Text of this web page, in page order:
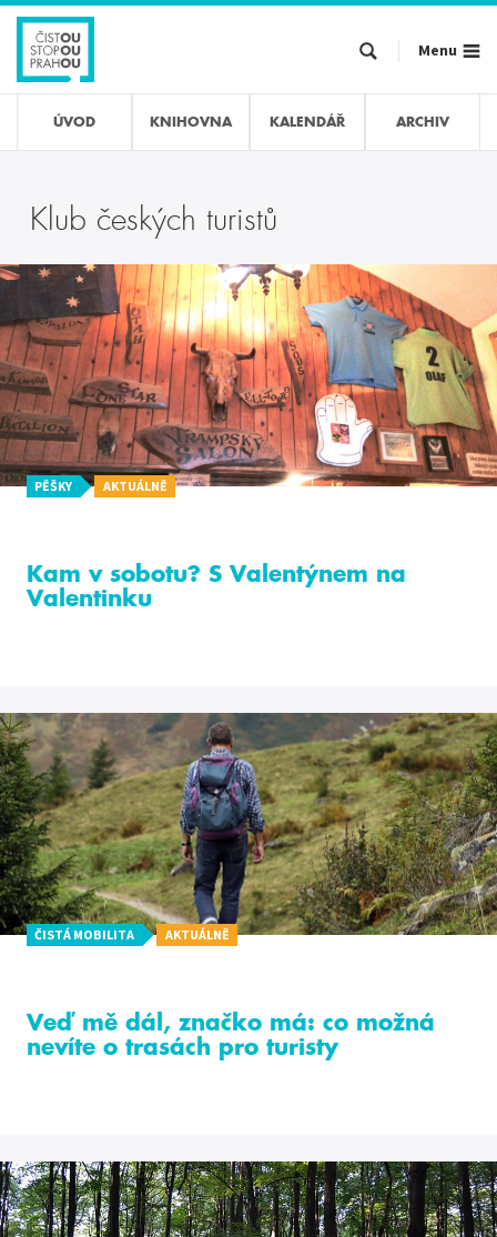
Přejít
hlavnímu
obsahu
Menu
ÚVOD KNIHOVNA KALENDÁŘ ARCHIV
Klub českých turistů
PĚŠKY AKTUÁLNĚ
Kam v sobotu? S Valentýnem na
Valentinku
ČISTÁ MOBILITA AKTUÁLNĚ
Veď mě dál, značko má: co možná
nevíte o trasách pro turisty